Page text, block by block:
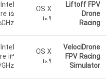
Liftoff FPV
Drone
Racing
OS X
10.9
Intel
i5
VelociDrone
FPV Racing
Simulator
OS X
10.9
Intel
i3